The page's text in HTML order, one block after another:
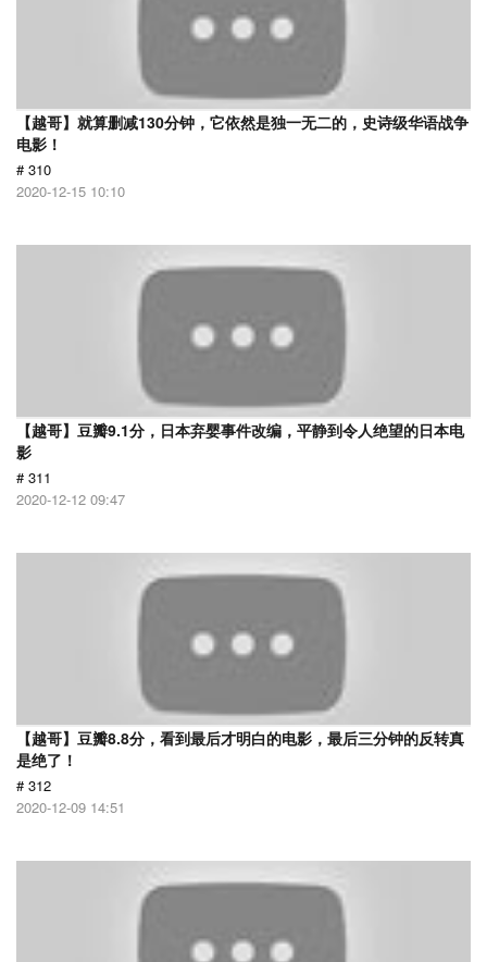
【越哥】就算删减130分钟，它依然是独一无二的，史诗级华语战争
电影！
# 310
2020-12-15 10:10
【越哥】豆瓣9.1分，日本弃婴事件改编，平静到令人绝望的日本电
影
# 311
2020-12-12 09:47
【越哥】豆瓣8.8分，看到最后才明白的电影，最后三分钟的反转真
是绝了！
# 312
2020-12-09 14:51